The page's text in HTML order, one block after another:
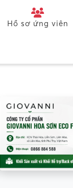
Hồ sơ ứng viên